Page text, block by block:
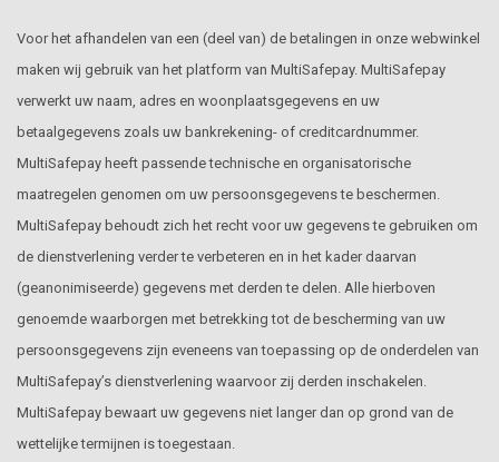
Voor het afhandelen van een (deel van) de betalingen in onze webwinkel
maken wij gebruik van het platform van MultiSafepay. MultiSafepay
verwerkt uw naam, adres en woonplaatsgegevens en uw
betaalgegevens zoals uw bankrekening- of creditcardnummer.
MultiSafepay heeft passende technische en organisatorische
maatregelen genomen om uw persoonsgegevens te beschermen.
MultiSafepay behoudt zich het recht voor uw gegevens te gebruiken om
de dienstverlening verder te verbeteren en in het kader daarvan
(geanonimiseerde) gegevens met derden te delen. Alle hierboven
genoemde waarborgen met betrekking tot de bescherming van uw
persoonsgegevens zijn eveneens van toepassing op de onderdelen van
MultiSafepay’s dienstverlening waarvoor zij derden inschakelen.
MultiSafepay bewaart uw gegevens niet langer dan op grond van de
wettelijke termijnen is toegestaan.